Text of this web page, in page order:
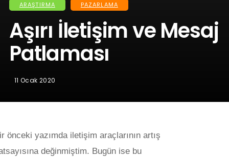
ARAŞTIRMA PAZARLAMA
Aşırı İletişim ve Mesaj
Patlaması
11 Ocak 2020
önceki yazımda iletişim araçlarının artış
değinmiştim. Bugün ise bu